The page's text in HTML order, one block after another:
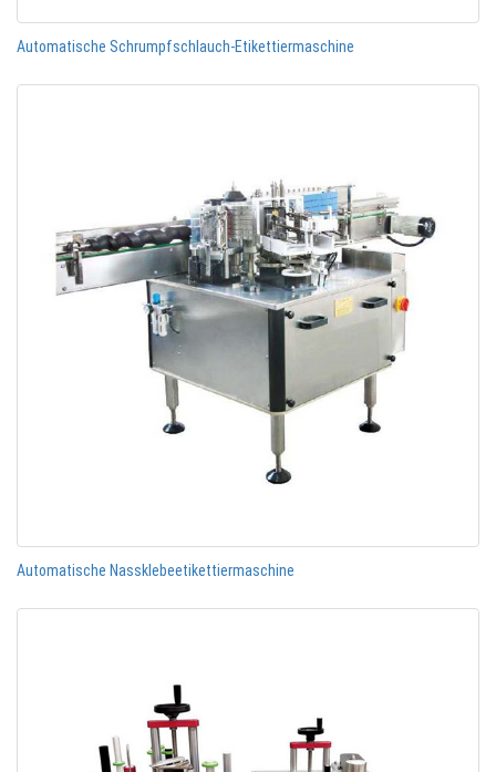
Automatische Schrumpfschlauch-Etikettiermaschine
Automatische Nassklebeetikettiermaschine